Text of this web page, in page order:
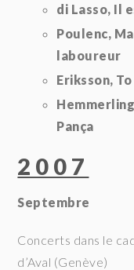
di Lasso, Il
Poulenc,
laboureur
Eriksson,
Pança
2007
Septembre
Concerts dans le
d’Aval (Genève)